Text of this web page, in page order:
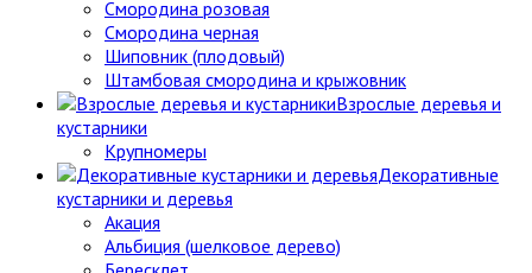
Смородина розовая
Смородина черная
Шиповник (плодовый)
Штамбовая смородина и крыжовник
Взрослые деревья и
кустарники
Крупномеры
Декоративные
кустарники и деревья
Акация
Альбиция (шелковое дерево)